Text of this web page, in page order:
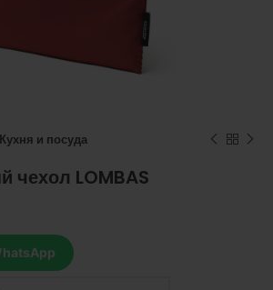
Кухня и посуда
чехол LOMBAS